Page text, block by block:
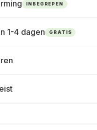
INBEGREPEN
1-4 dagen GRATIS